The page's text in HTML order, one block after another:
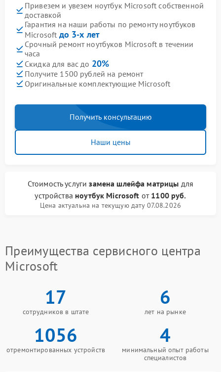
Привезем и увезем ноутбук Microsoft собственной
доставкой
Гарантия на наши работы по ремонту ноутбуков
Microsoft до 3-х лет
Срочный ремонт ноутбуков Microsoft в течении
часа
Скидка для вас до 20%
Получите 1500 рублей на ремонт
Оригинальные комплектующие Microsoft
Получить консультацию
Наши цены
Стоимость услугизамена шлейфа матрицы для
устройства ноутбук Microsoft от 1100 руб.
Цена актуальна на текущую дату 07.08.2026
Преимущества сервисного центра
Microsoft
17
сотрудников в штате
6
лет на рынке
1056
отремонтированных устройств
4
минимальный опыт работы
специалистов